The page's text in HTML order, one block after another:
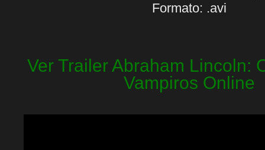
Formato: .avi
Ver Trailer Abraham Lincoln:
Vampiros Online